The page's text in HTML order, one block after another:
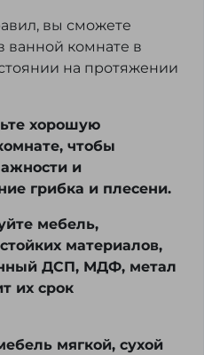
вы сможете
ванной комнате в
на протяжении
хорошую
чтобы
и
грибка и плесени.
мебель,
материалов,
ДСП, МДФ, метал
их срок
мягкой, сухой